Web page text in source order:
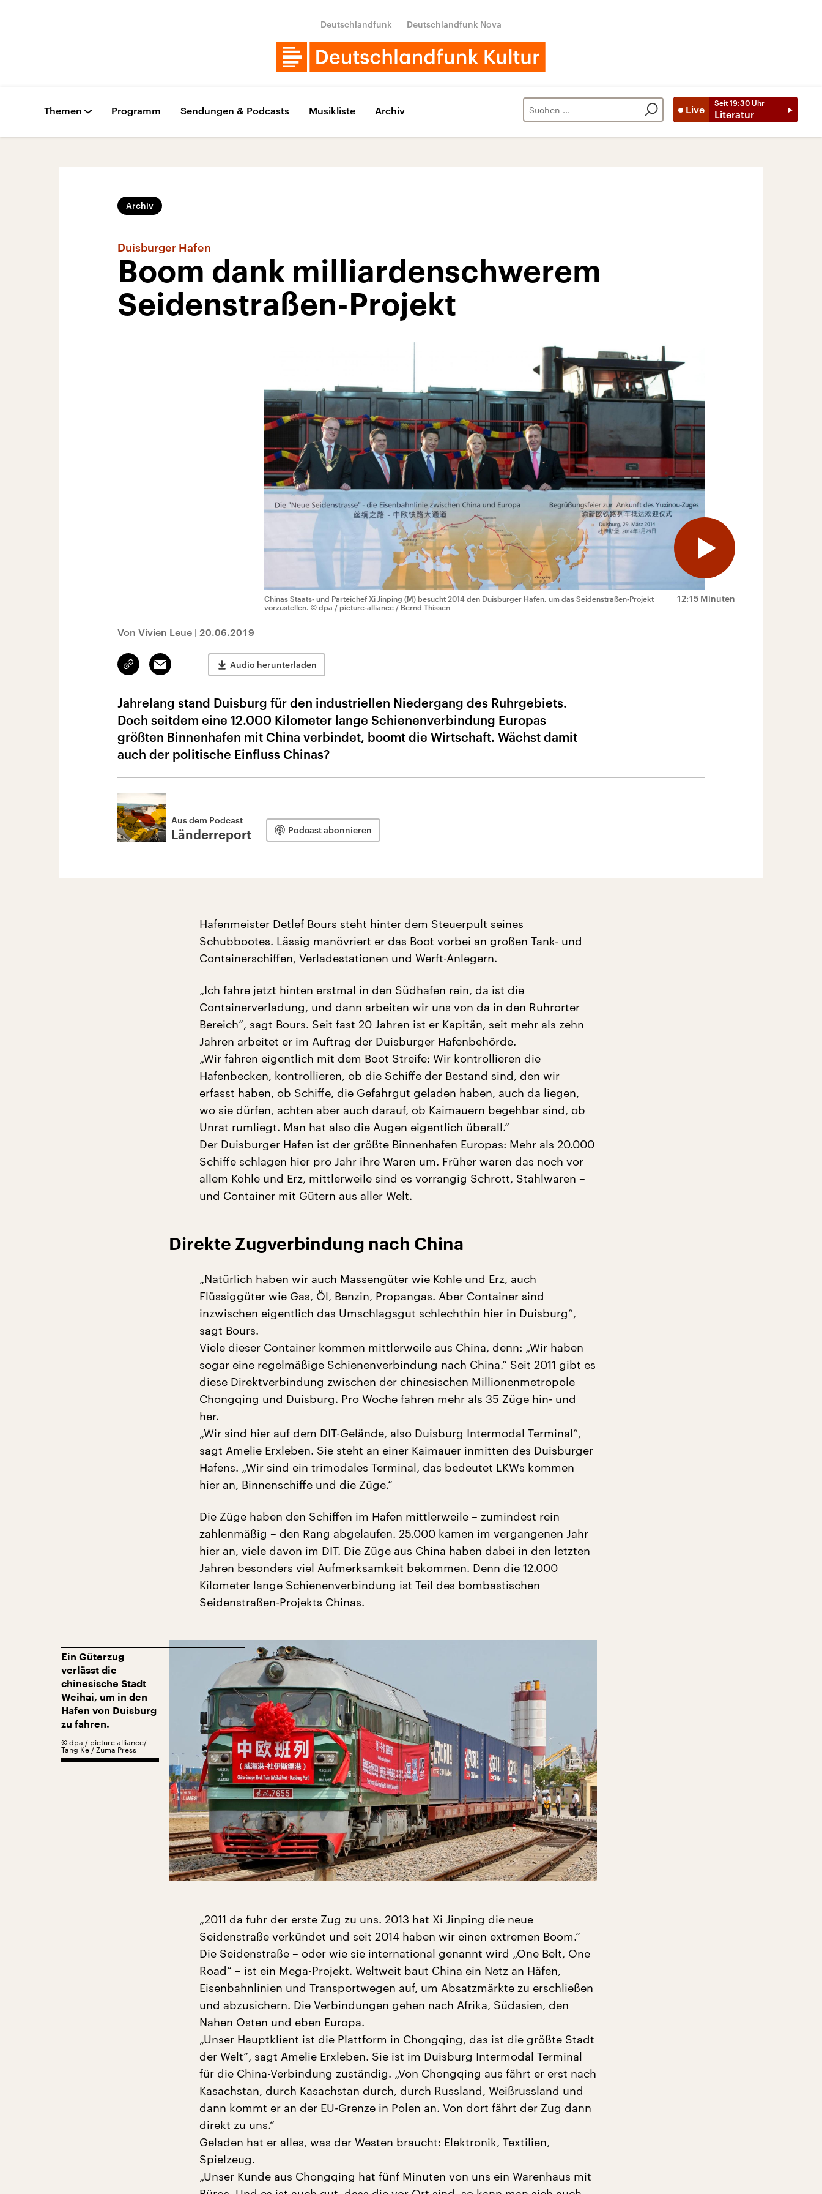
Deutschlandfunk Deutschlandfunk Nova
Live
Seit 19:30 Uhr
Literatur
Themen Programm Sendungen & Podcasts Musikliste Archiv
Archiv
Duisburger Hafen
Boom dank milliardenschwerem
Seidenstraßen-Projekt
12:15 Minuten
Chinas Staats- und Parteichef Xi Jinping (M) besucht 2014 den Duisburger Hafen, um das Seidenstraßen-Projekt
vorzustellen. © dpa / picture-alliance / Bernd Thissen
Von Vivien Leue | 20.06.2019
Link
kopieren/teilen
Email Audio herunterladen
Jahrelang stand Duisburg für den industriellen Niedergang des Ruhrgebiets.
Doch seitdem eine 12.000 Kilometer lange Schienenverbindung Europas
größten Binnenhafen mit China verbindet, boomt die Wirtschaft. Wächst damit
auch der politische Einfluss Chinas?
Aus dem Podcast
Länderreport Podcast abonnieren
Hafenmeister Detlef Bours steht hinter dem Steuerpult seines
Schubbootes. Lässig manövriert er das Boot vorbei an großen Tank- und
Containerschiffen, Verladestationen und Werft-Anlegern.
„Ich fahre jetzt hinten erstmal in den Südhafen rein, da ist die
Containerverladung, und dann arbeiten wir uns von da in den Ruhrorter
Bereich“, sagt Bours. Seit fast 20 Jahren ist er Kapitän, seit mehr als zehn
Jahren arbeitet er im Auftrag der Duisburger Hafenbehörde.
„Wir fahren eigentlich mit dem Boot Streife: Wir kontrollieren die
Hafenbecken, kontrollieren, ob die Schiffe der Bestand sind, den wir
erfasst haben, ob Schiffe, die Gefahrgut geladen haben, auch da liegen,
wo sie dürfen, achten aber auch darauf, ob Kaimauern begehbar sind, ob
Unrat rumliegt. Man hat also die Augen eigentlich überall.“
Der Duisburger Hafen ist der größte Binnenhafen Europas: Mehr als 20.000
Schiffe schlagen hier pro Jahr ihre Waren um. Früher waren das noch vor
allem Kohle und Erz, mittlerweile sind es vorrangig Schrott, Stahlwaren –
und Container mit Gütern aus aller Welt.
Direkte Zugverbindung nach China
„Natürlich haben wir auch Massengüter wie Kohle und Erz, auch
Flüssiggüter wie Gas, Öl, Benzin, Propangas. Aber Container sind
inzwischen eigentlich das Umschlagsgut schlechthin hier in Duisburg“,
sagt Bours.
Viele dieser Container kommen mittlerweile aus China, denn: „Wir haben
sogar eine regelmäßige Schienenverbindung nach China.“ Seit 2011 gibt es
diese Direktverbindung zwischen der chinesischen Millionenmetropole
Chongqing und Duisburg. Pro Woche fahren mehr als 35 Züge hin- und
her.
„Wir sind hier auf dem DIT-Gelände, also Duisburg Intermodal Terminal“,
sagt Amelie Erxleben. Sie steht an einer Kaimauer inmitten des Duisburger
Hafens. „Wir sind ein trimodales Terminal, das bedeutet LKWs kommen
hier an, Binnenschiffe und die Züge.“
Die Züge haben den Schiffen im Hafen mittlerweile – zumindest rein
zahlenmäßig – den Rang abgelaufen. 25.000 kamen im vergangenen Jahr
hier an, viele davon im DIT. Die Züge aus China haben dabei in den letzten
Jahren besonders viel Aufmerksamkeit bekommen. Denn die 12.000
Kilometer lange Schienenverbindung ist Teil des bombastischen
Seidenstraßen-Projekts Chinas.
Ein Güterzug
verlässt die
chinesische Stadt
Weihai, um in den
Hafen von Duisburg
zu fahren.
© dpa / picture alliance/
Tang Ke / Zuma Press
„2011 da fuhr der erste Zug zu uns. 2013 hat Xi Jinping die neue
Seidenstraße verkündet und seit 2014 haben wir einen extremen Boom.“
Die Seidenstraße – oder wie sie international genannt wird „One Belt, One
Road“ – ist ein Mega-Projekt. Weltweit baut China ein Netz an Häfen,
Eisenbahnlinien und Transportwegen auf, um Absatzmärkte zu erschließen
und abzusichern. Die Verbindungen gehen nach Afrika, Südasien, den
Nahen Osten und eben Europa.
„Unser Hauptklient ist die Plattform in Chongqing, das ist die größte Stadt
der Welt“, sagt Amelie Erxleben. Sie ist im Duisburg Intermodal Terminal
für die China-Verbindung zuständig. „Von Chongqing aus fährt er erst nach
Kasachstan, durch Kasachstan durch, durch Russland, Weißrussland und
dann kommt er an der EU-Grenze in Polen an. Von dort fährt der Zug dann
direkt zu uns.“
Geladen hat er alles, was der Westen braucht: Elektronik, Textilien,
Spielzeug.
„Unser Kunde aus Chongqing hat fünf Minuten von uns ein Warenhaus mit